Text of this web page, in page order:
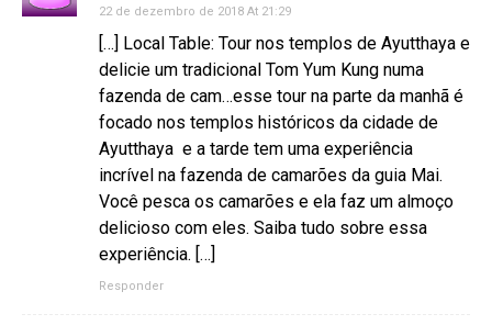
22 de dezembro de 2018 At 21:29
[…] Local Table: Tour nos templos de Ayutthaya e
delicie um tradicional Tom Yum Kung numa
fazenda de cam…esse tour na parte da manhã é
focado nos templos históricos da cidade de
Ayutthaya e a tarde tem uma experiência
incrível na fazenda de camarões da guia Mai.
Você pesca os camarões e ela faz um almoço
delicioso com eles. Saiba tudo sobre essa
experiência. […]
Responder